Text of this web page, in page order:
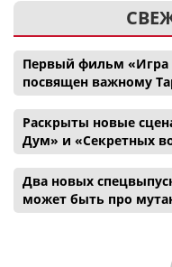
Первый фильм «Игра
посвящен важному
Раскрыты новые
Дум» и «Секретных
Два новых
может быть про